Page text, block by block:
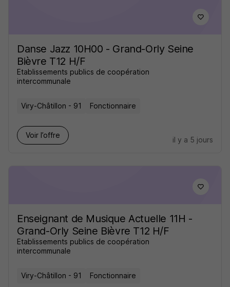
Danse Jazz 10H00 - Grand-Orly Seine
Bièvre T12 H/F
Etablissements publics de coopération
intercommunale
Viry-Châtillon - 91 Fonctionnaire
Voir l’offre
il y a 5 jours
Enseignant de Musique Actuelle 11H -
Grand-Orly Seine Bièvre T12 H/F
Etablissements publics de coopération
intercommunale
Viry-Châtillon - 91 Fonctionnaire